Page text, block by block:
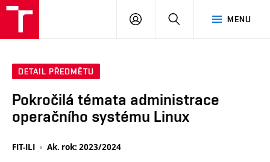
MENU
PŘIHLÁSIT
DETAIL PŘEDMĚTU
Pokročilá témata administrace
operačního systému Linux
FIT-ILI Ak. rok: 2023/2024